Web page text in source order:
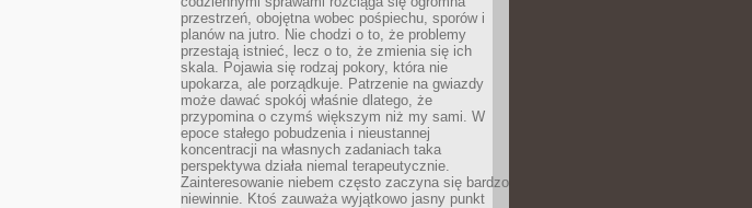
przestrzeń, obojętna wobec pośpiechu, sporów i
planów na jutro. Nie chodzi o to, że problemy
przestają istnieć, lecz o to, że zmienia się ich
skala. Pojawia się rodzaj pokory, która nie
upokarza, ale porządkuje. Patrzenie na gwiazdy
może dawać spokój właśnie dlatego, że
przypomina o czymś większym niż my sami. W
epoce stałego pobudzenia i nieustannej
koncentracji na własnych zadaniach taka
perspektywa działa niemal terapeutycznie.
Zainteresowanie niebem często zaczyna się bardzo
niewinnie. Ktoś zauważa wyjątkowo jasny punkt